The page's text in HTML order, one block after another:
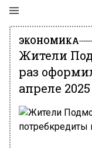
ЭКОНОМИКА
Жители
раз
апреле